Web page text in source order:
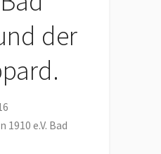
der
1910 e.V. Bad